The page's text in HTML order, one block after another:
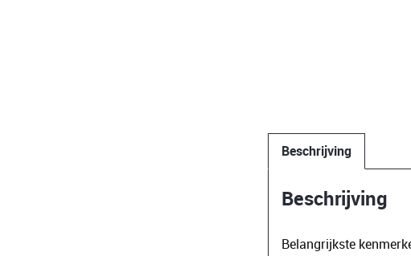
Beschrijving
Beschrijving
Belangrijkste